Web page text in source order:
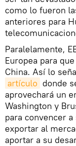
como lo fueron
anteriores para
Paralelamente,
Europea para
China. Así lo
artículo donde
aprovechará un
Washington y
para convencer
exportar al
aportar a su